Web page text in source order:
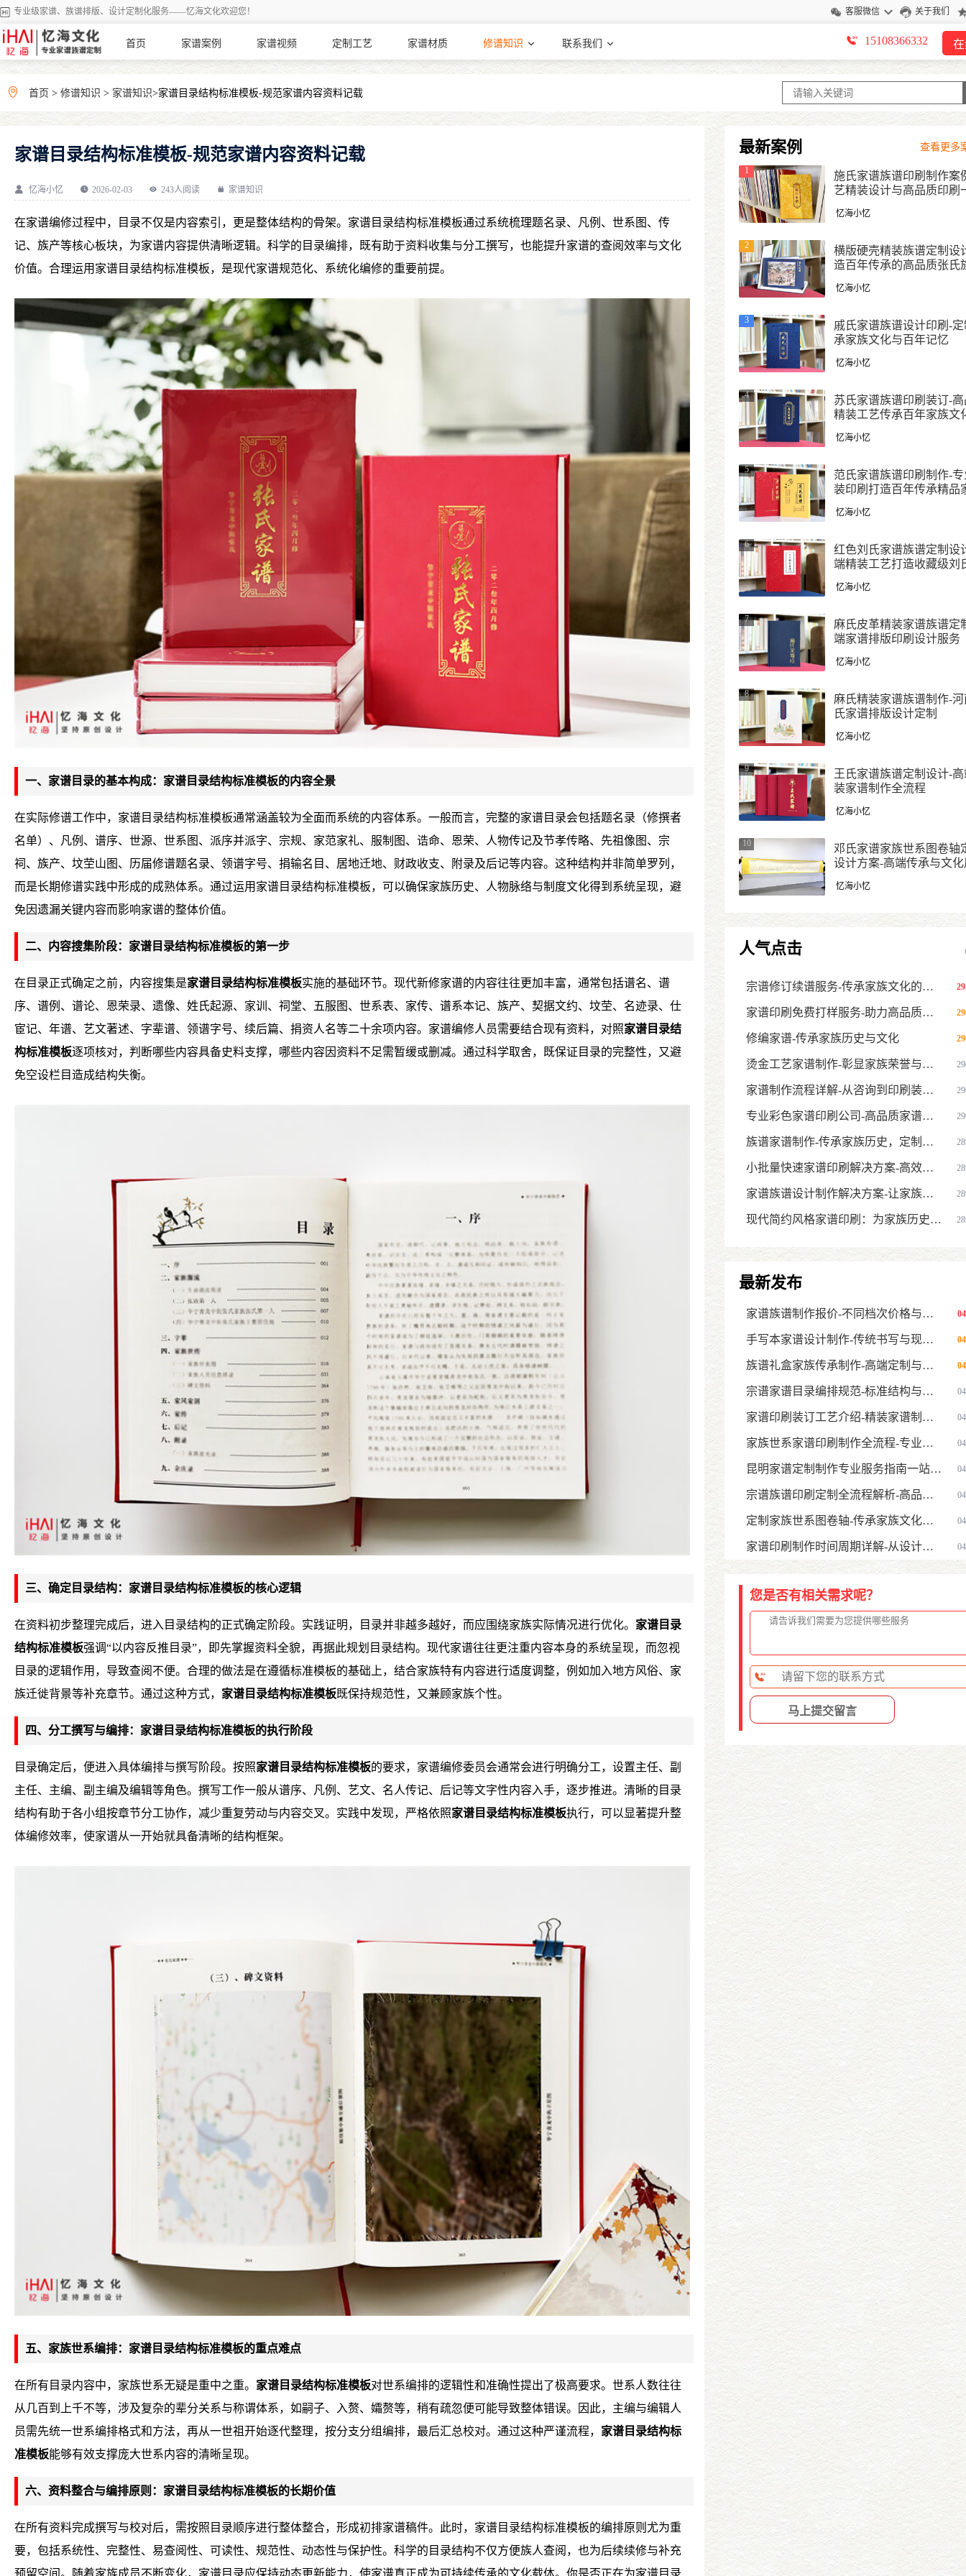
专业级家谱、族谱排版、设计定制化服务——忆海文化欢迎您！ 客服微信 关于我们
首页 家谱案例 家谱视频 定制工艺 家谱材质 修谱知识 联系我们 15108366332
首页 > 修谱知识 > 家谱知识>家谱目录结构标准模板-规范家谱内容资料记载
家谱目录结构标准模板-规范家谱内容资料记载
忆海小忆 2026-02-03 243人阅读 家谱知识
在家谱编修过程中，目录不仅是内容索引，更是整体结构的骨架。家谱目录结构标准模板通过系统梳理题名录、凡例、世系图、传
记、族产等核心板块，为家谱内容提供清晰逻辑。科学的目录编排，既有助于资料收集与分工撰写，也能提升家谱的查阅效率与文化
价值。合理运用家谱目录结构标准模板，是现代家谱规范化、系统化编修的重要前提。
一、家谱目录的基本构成：家谱目录结构标准模板的内容全景
在实际修谱工作中，家谱目录结构标准模板通常涵盖较为全面而系统的内容体系。一般而言，完整的家谱目录会包括题名录（修撰者
名单）、凡例、谱序、世源、世系图、派序并派字、宗规、家范家礼、服制图、诰命、恩荣、人物传记及节孝传略、先祖像图、宗
祠、族产、坟茔山图、历届修谱题名录、领谱字号、捐输名目、居地迁地、财政收支、附录及后记等内容。这种结构并非简单罗列，
而是长期修谱实践中形成的成熟体系。通过运用家谱目录结构标准模板，可以确保家族历史、人物脉络与制度文化得到系统呈现，避
免因遗漏关键内容而影响家谱的整体价值。
二、内容搜集阶段：家谱目录结构标准模板的第一步
在目录正式确定之前，内容搜集是家谱目录结构标准模板实施的基础环节。现代新修家谱的内容往往更加丰富，通常包括谱名、谱
序、谱例、谱论、恩荣录、遗像、姓氏起源、家训、祠堂、五服图、世系表、家传、谱系本记、族产、契据文约、坟茔、名迹录、仕
宦记、年谱、艺文著述、字辈谱、领谱字号、续后篇、捐资人名等二十余项内容。家谱编修人员需要结合现有资料，对照家谱目录结
构标准模板逐项核对，判断哪些内容具备史料支撑，哪些内容因资料不足需暂缓或删减。通过科学取舍，既保证目录的完整性，又避
免空设栏目造成结构失衡。
三、确定目录结构：家谱目录结构标准模板的核心逻辑
在资料初步整理完成后，进入目录结构的正式确定阶段。实践证明，目录并非越多越好，而应围绕家族实际情况进行优化。 家谱目录
结构标准模板强调“以内容反推目录”，即先掌握资料全貌，再据此规划目录结构。现代家谱往往更注重内容本身的系统呈现，而忽视
目录的逻辑作用，导致查阅不便。合理的做法是在遵循标准模板的基础上，结合家族特有内容进行适度调整，例如加入地方风俗、家
族迁徙背景等补充章节。通过这种方式， 家谱目录结构标准模板既保持规范性，又兼顾家族个性。
四、分工撰写与编排：家谱目录结构标准模板的执行阶段
目录确定后，便进入具体编排与撰写阶段。按照家谱目录结构标准模板的要求，家谱编修委员会通常会进行明确分工，设置主任、副
主任、主编、副主编及编辑等角色。撰写工作一般从谱序、凡例、艺文、名人传记、后记等文字性内容入手，逐步推进。清晰的目录
结构有助于各小组按章节分工协作，减少重复劳动与内容交叉。实践中发现，严格依照家谱目录结构标准模板执行，可以显著提升整
体编修效率，使家谱从一开始就具备清晰的结构框架。
五、家族世系编排：家谱目录结构标准模板的重点难点
在所有目录内容中，家族世系无疑是重中之重。 家谱目录结构标准模板对世系编排的逻辑性和准确性提出了极高要求。世系人数往往
从几百到上千不等，涉及复杂的辈分关系与称谓体系，如嗣子、入赘、孀赘等，稍有疏忽便可能导致整体错误。因此，主编与编辑人
员需先统一世系编排格式和方法，再从一世祖开始逐代整理，按分支分组编排，最后汇总校对。通过这种严谨流程， 家谱目录结构标
准模板能够有效支撑庞大世系内容的清晰呈现。
六、资料整合与编排原则：家谱目录结构标准模板的长期价值
在所有资料完成撰写与校对后，需按照目录顺序进行整体整合，形成初排家谱稿件。此时，家谱目录结构标准模板的编排原则尤为重
要，包括系统性、完整性、易查阅性、可读性、规范性、动态性与保护性。科学的目录结构不仅方便族人查阅，也为后续续修与补充
预留空间。随着家族成员不断变化，家谱目录应保持动态更新能力，使家谱真正成为可持续传承的文化载体。你是否正在为家谱目录
最新案例 查看更多
1
施氏家谱族谱印刷制作案
艺精装设计与高品质印刷
忆海小忆
2
横版硬壳精装族谱定制设
造百年传承的高品质张氏
忆海小忆
3
戚氏家谱族谱设计印刷-
承家族文化与百年记忆
忆海小忆
4
苏氏家谱族谱印刷装订-
精装工艺传承百年家族文
忆海小忆
5
范氏家谱族谱印刷制作-
装印刷打造百年传承精品
忆海小忆
6
红色刘氏家谱族谱定制设
端精装工艺打造收藏级刘
忆海小忆
7
麻氏皮革精装家谱族谱定
端家谱排版印刷设计服务
忆海小忆
8
麻氏精装家谱族谱制作-
氏家谱排版设计定制
忆海小忆
9
王氏家谱族谱定制设计-
装家谱制作全流程
忆海小忆
10
邓氏家谱家族世系图卷轴
设计方案-高端传承与文
忆海小忆
人气点击
宗谱修订续谱服务-传承家族文化的专业方案
家谱印刷免费打样服务-助力高品质家谱制作
修编家谱-传承家族历史与文化
烫金工艺家谱制作-彰显家族荣誉与高端品质
家谱制作流程详解-从咨询到印刷装订的全流程指南
专业彩色家谱印刷公司-高品质家谱族谱印刷服务，传承家族文化与
族谱家谱制作-传承家族历史，定制您的专属家族记忆
小批量快速家谱印刷解决方案-高效定制，精准传承家族历史
家谱族谱设计制作解决方案-让家族文化传承更系统
现代简约风格家谱印刷：为家族历史打造简洁大气的传世之作
最新发布
家谱族谱制作报价-不同档次价格与影响因素全面指南
手写本家谱设计制作-传统书写与现代定制结合指南
族谱礼盒家族传承制作-高端定制与长久保存指南
宗谱家谱目录编排规范-标准结构与排版设计指南
家谱印刷装订工艺介绍-精装家谱制作方式与选择指南
家族世系家谱印刷制作全流程-专业世系图绘制与定制服务
昆明家谱定制制作专业服务指南一站式家谱设计印刷解决方案
宗谱族谱印刷定制全流程解析-高品质家谱设计印刷服务指南
定制家族世系图卷轴-传承家族文化的高端家谱新形式
家谱印刷制作时间周期详解-从设计到印刷需要多久
您是否有相关需求呢？